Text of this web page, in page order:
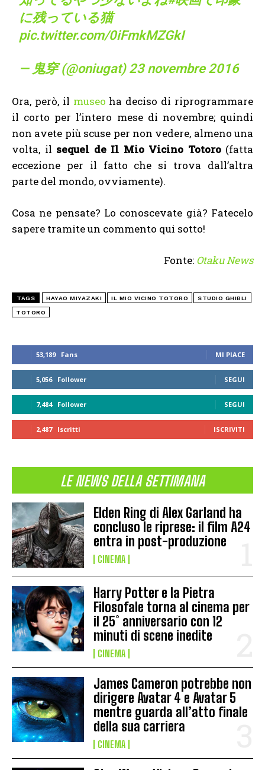
53,189 Fans MI PIACE
5,056 Follower SEGUI
7,484 Follower SEGUI
2,487 Iscritti ISCRIVITI
LE NEWS DELLA SETTIMANA
Elden Ring di Alex Garland ha
concluso le riprese: il film A24
entra in post-produzione
CINEMA
Harry Potter e la Pietra
Filosofale torna al cinema per
il 25° anniversario con 12
minuti di scene inedite
CINEMA
James Cameron potrebbe non
dirigere Avatar 4 e Avatar 5
mentre guarda all’atto finale
della sua carriera
CINEMA
に残っている猫
pic.twitter.com/0iFmkMZGkI
— 鬼穿 (@oniugat) 23 novembre 2016
Ora, però, il museo ha deciso di riprogrammare
il corto per l’intero mese di novembre; quindi
non avete più scuse per non vedere, almeno una
volta, il sequel de Il Mio Vicino Totoro(fatta
eccezione per il fatto che si trova dall’altra
parte del mondo, ovviamente).
Cosa ne pensate? Lo conoscevate già? Fatecelo
sapere tramite un commento qui sotto!
Fonte: Otaku News
TAGS HAYAO MIYAZAKI IL MIO VICINO TOTORO STUDIO GHIBLI
TOTORO